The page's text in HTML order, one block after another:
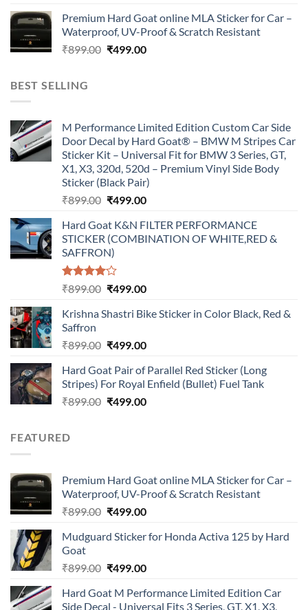
was:
₹899.00.
is:
₹499.00.
Premium Hard Goat online MLA Sticker for Car –
Waterproof, UV-Proof & Scratch Resistant
₹899.00 Original
₹499.00Current
BEST SELLING
M Performance Limited Edition Custom Car Side
Door Decal by Hard Goat® – BMW M Stripes Car
Sticker Kit – Universal Fit for BMW 3 Series, GT,
X1, X3, 320d, 520d – Premium Vinyl Side Body
Sticker (Black Pair)
₹899.00 Original
was:
₹899.00.
₹499.00Current
is:
₹499.00.
Hard Goat K&N FILTER PERFORMANCE
STICKER (COMBINATION OF WHITE,RED &
SAFFRON)
Rated
of 5
₹899.00 Original
was:
₹499.00Current
is:
Krishna Shastri Bike Sticker in Color Black, Red &
Saffron
₹899.00 Original
was:
₹899.00.
₹499.00Current
is:
₹499.00.
Hard Goat Pair of Parallel Red Sticker (Long
Stripes) For Royal Enfield (Bullet) Fuel Tank
₹899.00 Original
₹499.00Current
FEATURED
Premium Hard Goat online MLA Sticker for Car –
Waterproof, UV-Proof & Scratch Resistant
₹899.00 Original
was:
₹499.00Current
is:
Mudguard Sticker for Honda Activa 125 by Hard
Goat
₹899.00 Original
was:
₹499.00Current
is:
Hard Goat M Performance Limited Edition Car
Side Decal - Universal Fits 3 Series, GT, X1, X3,